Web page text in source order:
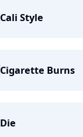
Cali Style
Cigarette Burns
Die